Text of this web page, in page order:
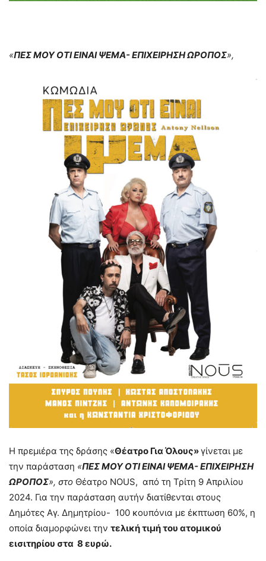
«ΠΕΣ ΜΟΥ ΟΤΙ ΕΙΝΑΙ ΨΕΜΑ- ΕΠΙΧΕΙΡΗΣΗ ΩΡΟΠΟΣ»,
Η πρεμιέρα της δράσης «Θέατρο Για Όλους»γίνεται με
την παράσταση «ΠΕΣ ΜΟΥ ΟΤΙ ΕΙΝΑΙ ΨΕΜΑ- ΕΠΙΧΕΙΡΗΣΗ
ΩΡΟΠΟΣ», στο Θέατρο NOUS, από τη Τρίτη 9 Απριλίου
2024. Για την παράσταση αυτήν διατίθενται στους
Δημότες Αγ. Δημητρίου- 100 κουπόνια με έκπτωση 60%, η
οποία διαμορφώνει την τελική τιμή του ατομικού
εισιτηρίου στα 8 ευρώ.